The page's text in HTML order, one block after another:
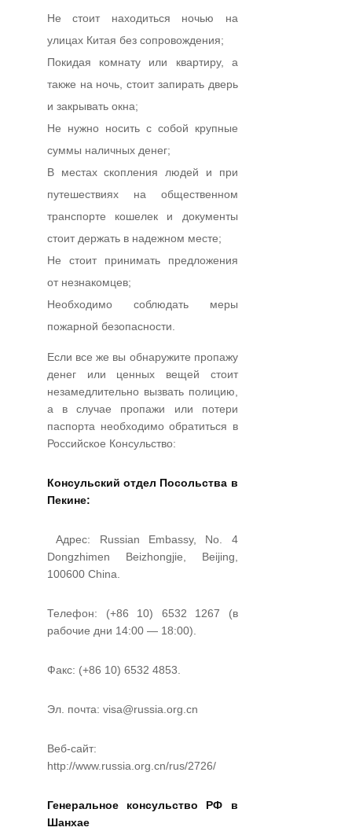
Не стоит находиться ночью на
улицах Китая без сопровождения;
Покидая комнату или квартиру, а
также на ночь, стоит запирать дверь
и закрывать окна;
Не нужно носить с собой крупные
суммы наличных денег;
В местах скопления людей и при
путешествиях на общественном
транспорте кошелек и документы
стоит держать в надежном месте;
Не стоит принимать предложения
от незнакомцев;
Необходимо соблюдать меры
пожарной безопасности.
Если все же вы обнаружите пропажу
денег или ценных вещей стоит
незамедлительно вызвать полицию,
а в случае пропажи или потери
паспорта необходимо обратиться в
Российское Консульство:
Консульский отдел Посольства в
Пекине:
Адрес: Russian Embassy, No. 4
Dongzhimen Beizhongjie, Beijing,
100600 China.
Телефон: (+86 10) 6532 1267 (в
рабочие дни 14:00 — 18:00).
Факс: (+86 10) 6532 4853.
Эл. почта: visa@russia.org.cn
Веб-сайт:
http://www.russia.org.cn/rus/2726/
Генеральное консульство РФ в
Шанхае